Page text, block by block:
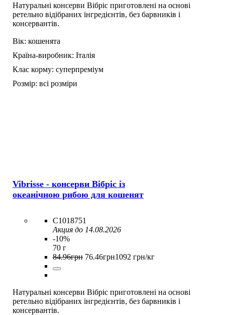
Натуральні консерви Вібріс приготовлені на основі
ретельно відібраних інгредієнтів, без барвників і
консервантів.
Вік: кошенята
Країна-виробник: Італія
Клас корму: суперпреміум
Розмір: всі розміри
Vibrisse - консерви Вібріс із
океанічною рибою для кошенят
C1018751
Акция до 14.08.2026
-10%
70 г
84.96грн 76.46грн1092 грн/кг
Натуральні консерви Вібріс приготовлені на основі
ретельно відібраних інгредієнтів, без барвників і
консервантів.